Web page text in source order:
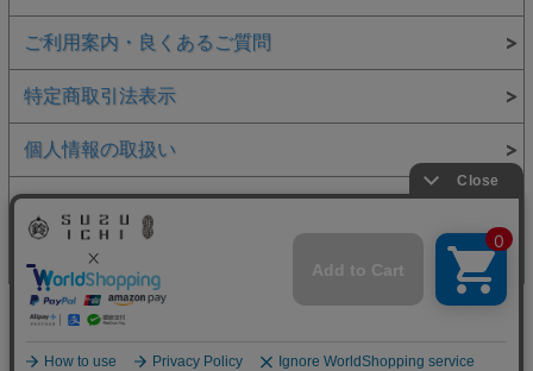
ご利用案内・良くあるご質問
特定商取引法表示
個人情報の取扱い
メルマガ登録・SNS
お問い合わせ
Copyright (C) 鈴市商店 All Rights Reserved.